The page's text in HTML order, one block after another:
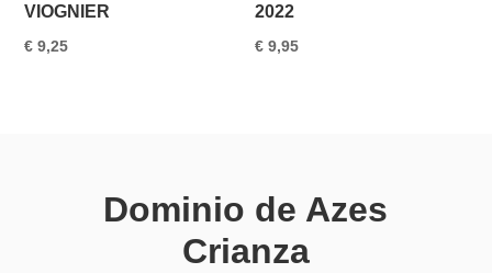
VIOGNIER
€ 9,25
2022
€ 9,95
Dominio de Azes
Crianza